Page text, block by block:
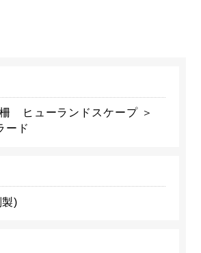
ヒューランドスケープ ＞
ード
)